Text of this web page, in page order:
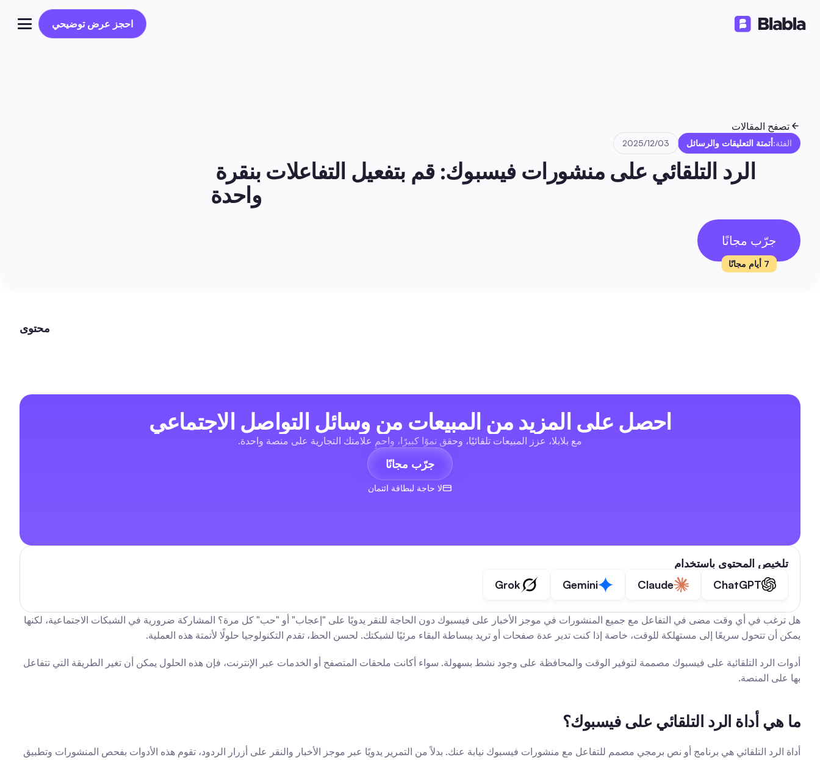
احجز عرض توضيحي
احجز عرض توضيحي
تصفح المقالات
الفئة:أتمتة التعليقات والرسائل 03‏/12‏/2025
واحدة
جرّب مجانًا
7 أيام مجانًا
محتوى
تلخيص المحتوى باستخدام
ChatGPT
Claude
Gemini
Grok
يمكن أن تتحول سريعًا إلى مستهلكة للوقت، خاصة إذا كنت تدير عدة صفحات أو تريد ببساطة البقاء مرئيًا لشبكتك. لحسن الحظ، تقدم التكنولوجيا حلولًا لأتمتة هذه العملية.
بها على المنصة.
ما هي أداة الرد التلقائي على فيسبوك؟
احصل على المزيد من المبيعات من وسائل التواصل الاجتماعي
مع بلابلا، عزز المبيعات تلقائيًا، وحقق نموًا كبيرًا، واحمِ علامتك التجارية على منصة واحدة.
جرّب مجانًا
لا حاجة لبطاقة ائتمان